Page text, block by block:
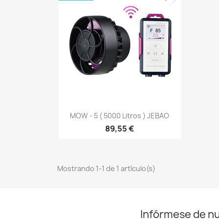
Vista rápida
MOW - 5 ( 5000 Litros ) JEBAO
89,55 €
Mostrando 1-1 de 1 artículo(s)
Infórmese de